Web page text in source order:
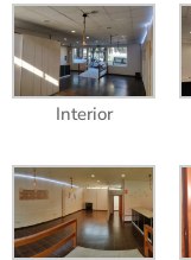
Interior